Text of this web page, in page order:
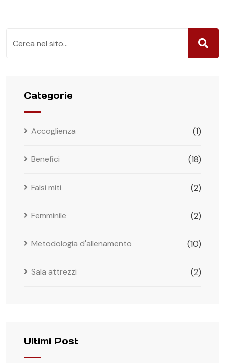
Categorie
Accoglienza (1)
Benefici (18)
Falsi miti (2)
Femminile (2)
Metodologia d'allenamento (10)
Sala attrezzi (2)
Ultimi Post